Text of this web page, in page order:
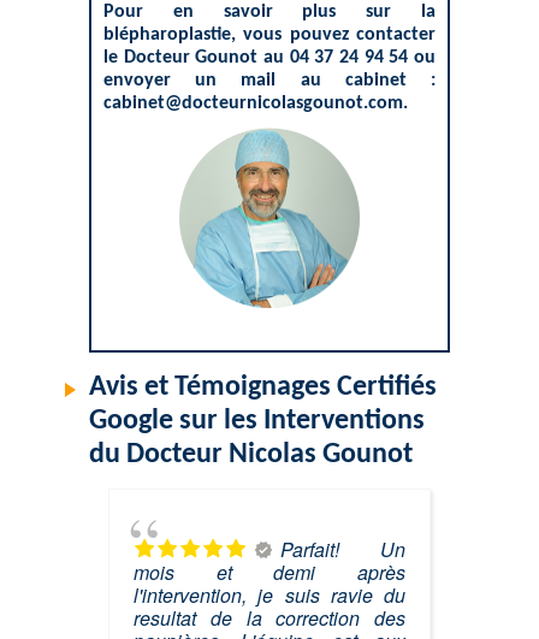
Pour en savoir plus sur la
blépharoplastie, vous pouvez contacter
le Docteur Gounot au 04 37 24 94 54 ou
envoyer un mail au cabinet :
cabinet@docteurnicolasgounot.com.
Avis et Témoignages Certifiés
Google sur les Interventions
du Docteur Nicolas Gounot
Parfait! Un
mois et demi après
l'intervention, je suis ravie du
resultat de la correction des